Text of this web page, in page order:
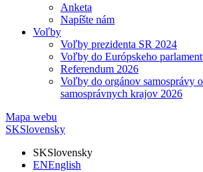
Anketa
Napíšte nám
Voľby
Voľby prezidenta SR 2024
Voľby do Európskeho
Referendum 2026
Voľby do orgánov samosprávy
samosprávnych krajov 2026
Mapa webu
SKSlovensky
SKSlovensky
ENEnglish